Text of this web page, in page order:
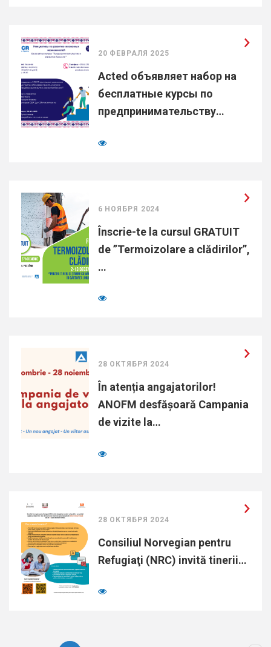
20 ФЕВРАЛЯ 2025
Acted объявляет набор на
бесплатные курсы по
предпринимательству…
6 НОЯБРЯ 2024
Înscrie-te la cursul GRATUIT
de ”Termoizolare a clădirilor”,
…
28 ОКТЯБРЯ 2024
În atenția angajatorilor!
ANOFM desfășoară Campania
de vizite la…
28 ОКТЯБРЯ 2024
Consiliul Norvegian pentru
Refugiaţi (NRC) invită tinerii…